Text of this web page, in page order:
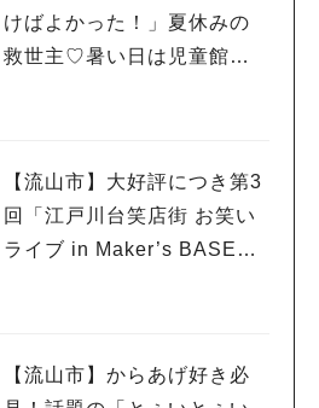
けばよかった！」夏休みの
救世主♡暑い日は児童館へ！
【流山市】大好評につき第3
回「江戸川台笑店街 お笑い
ライブ in Maker’s BASE」
【流山市】からあげ好き必